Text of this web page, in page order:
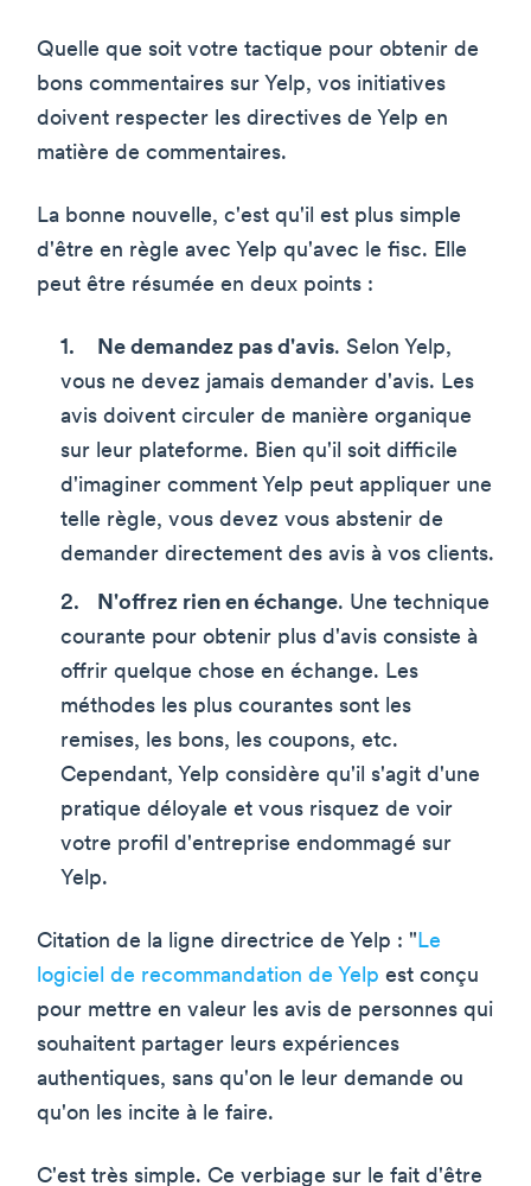
Quelle que soit votre tactique pour obtenir de
bons commentaires sur Yelp, vos initiatives
doivent respecter les directives de Yelp en
matière de commentaires.
La bonne nouvelle, c'est qu'il est plus simple
d'être en règle avec Yelp qu'avec le fisc. Elle
peut être résumée en deux points :
Ne demandez pas d'avis. Selon Yelp,
vous ne devez jamais demander d'avis. Les
avis doivent circuler de manière organique
sur leur plateforme. Bien qu'il soit difficile
d'imaginer comment Yelp peut appliquer une
telle règle, vous devez vous abstenir de
demander directement des avis à vos clients.
N'offrez rien en échange. Une technique
courante pour obtenir plus d'avis consiste à
offrir quelque chose en échange. Les
méthodes les plus courantes sont les
remises, les bons, les coupons, etc.
Cependant, Yelp considère qu'il s'agit d'une
pratique déloyale et vous risquez de voir
votre profil d'entreprise endommagé sur
Yelp.
Citation de la ligne directrice de Yelp : " Le
logiciel de recommandation de Yelp est conçu
pour mettre en valeur les avis de personnes qui
souhaitent partager leurs expériences
authentiques, sans qu'on le leur demande ou
qu'on les incite à le faire.
C'est très simple. Ce verbiage sur le fait d'être